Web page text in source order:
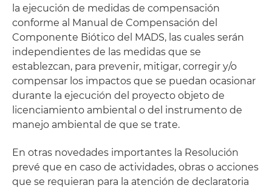
la ejecución de medidas de compensación
conforme al Manual de Compensación del
Componente Biótico del MADS, las cuales serán
independientes de las medidas que se
establezcan, para prevenir, mitigar, corregir y/o
compensar los impactos que se puedan ocasionar
durante la ejecución del proyecto objeto de
licenciamiento ambiental o del instrumento de
manejo ambiental de que se trate.
En otras novedades importantes la Resolución
prevé que en caso de actividades, obras o acciones
que se requieran para la atención de declaratoria